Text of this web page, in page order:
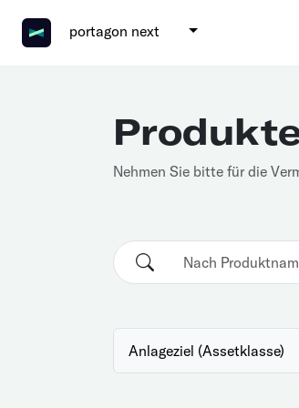
portagon next
Nehmen Sie bitte für die
Anlageziel (Assetklasse)